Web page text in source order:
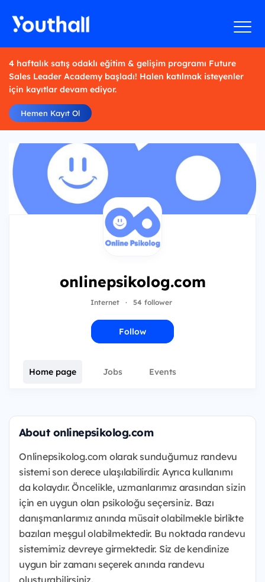
4 haftalık satış odaklı eğitim & gelişim programı Future
Sales Leader Academy başladı! Halen katılmak isteyenler
için kayıtlar devam ediyor.
Hemen Kayıt Ol
onlinepsikolog.com
Internet · 54 follower
Follow
Home page Jobs Events
About onlinepsikolog.com
Onlinepsikolog.com olarak sunduğumuz randevu
sistemi son derece ulaşılabilirdir. Ayrıca kullanımı
da kolaydır. Öncelikle, uzmanlarımız arasından sizin
için en uygun olan psikoloğu seçersiniz. Bazı
danışmanlarımız anında müsait olabilmekle birlikte
bazıları meşgul olabilmektedir. Bu noktada randevu
sistemimiz devreye girmektedir. Siz de kendinize
uygun bir zamanı seçerek anında randevu
oluşturabilirsiniz.